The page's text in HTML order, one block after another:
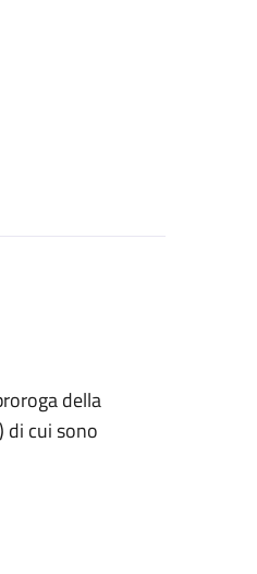
della
di cui sono